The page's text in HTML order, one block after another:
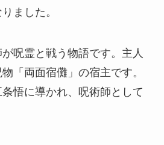
ました。
呪霊と戦う物語です。主人
「両面宿儺」の宿主です。
悟に導かれ、呪術師として